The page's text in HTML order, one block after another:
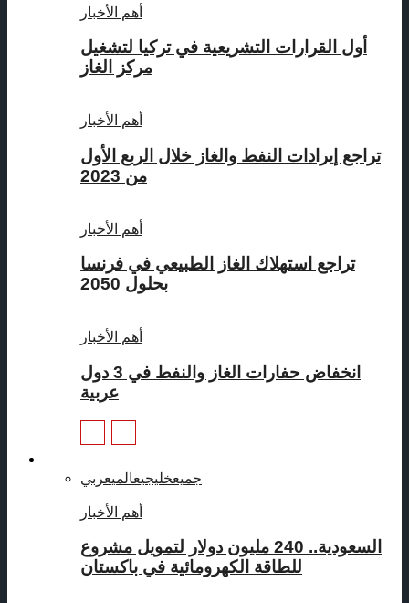
أهم الأخبار
أول القرارات التشريعية في تركيا لتشغيل
مركز الغاز
أهم الأخبار
تراجع إيرادات النفط والغاز خلال الربع الأول
من 2023
أهم الأخبار
تراجع استهلاك الغاز الطبيعي في فرنسا
بحلول 2050
أهم الأخبار
انخفاض حفارات الغاز والنفط في 3 دول
عربية
جميعخليجيعالميعربي
أهم الأخبار
السعودية.. 240 مليون دولار لتمويل مشروع
للطاقة الكهرومائية في باكستان